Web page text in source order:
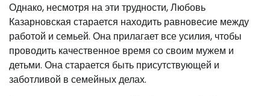
Однако, несмотря на эти трудности, Любовь
Казарновская старается находить равновесие между
работой и семьей. Она прилагает все усилия, чтобы
проводить качественное время со своим мужем и
детьми. Она старается быть присутствующей и
заботливой в семейных делах.